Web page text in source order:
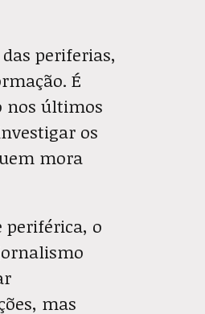
periferias,
É
nos últimos
os
mora
periférica, o
mas